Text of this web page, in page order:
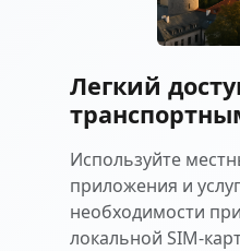
Легкий
Используйте
приложения и
необходимости
локальной SIM-